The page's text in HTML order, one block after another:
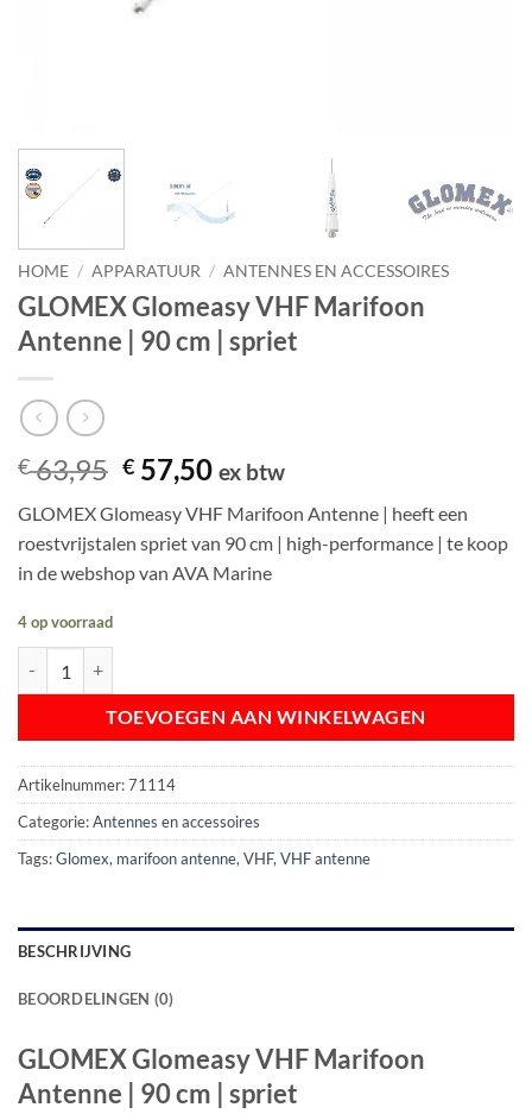
HOME / APPARATUUR / ANTENNES EN ACCESSOIRES
GLOMEX Glomeasy VHF Marifoon
Antenne | 90 cm | spriet
€63,95 Oorspronkelijke
prijs
was:
€ 63,95.
€ 57,50Huidige
is:
€ 57,50.
ex btw
GLOMEX Glomeasy VHF Marifoon Antenne | heeft een
roestvrijstalen spriet van 90 cm | high-performance | te koop
in de webshop van AVA Marine
4 op voorraad
TOEVOEGEN AAN WINKELWAGEN
Artikelnummer:71114
Categorie:Antennes en accessoires
Tags:Glomex, marifoon antenne, VHF, VHF antenne
BESCHRIJVING
BEOORDELINGEN (0)
GLOMEX Glomeasy VHF Marifoon
Antenne | 90 cm | spriet